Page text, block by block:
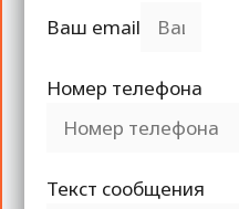
Ваш email
Номер телефона
Текст сообщения